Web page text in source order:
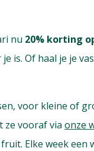
nu 20% korting
is. Of haal je je
voor kleine of
ze vooraf via onze
Elke week een